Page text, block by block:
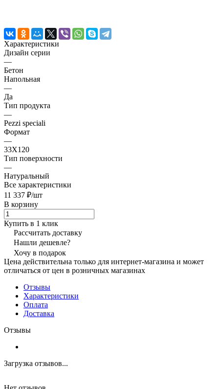
Характеристики
Дизайн серии
—
Бетон
Напольная
—
Да
Тип продукта
—
Pezzi speciali
Формат
—
33X120
Тип поверхности
—
Натуральный
Все характеристики
11 337 ₽/шт
В корзину
Купить в 1 клик
Рассчитать доставку
Нашли дешевле?
Хочу в подарок
Цена действительна только для интернет-магазина и может
отличаться от цен в розничных магазинах
Отзывы
Характеристики
Оплата
Доставка
Отзывы
Загрузка отзывов...